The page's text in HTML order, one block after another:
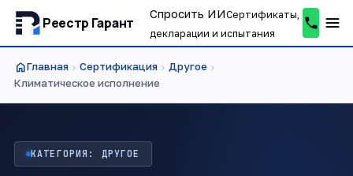
Реестр Гарант
Спросить ИИСертификаты,
декларации и испытания
homeГлавная chevron_right Сертификация chevron_right Другое chevron_right
Климатическое исполнение
КАТЕГОРИЯ: ДРУГОЕ